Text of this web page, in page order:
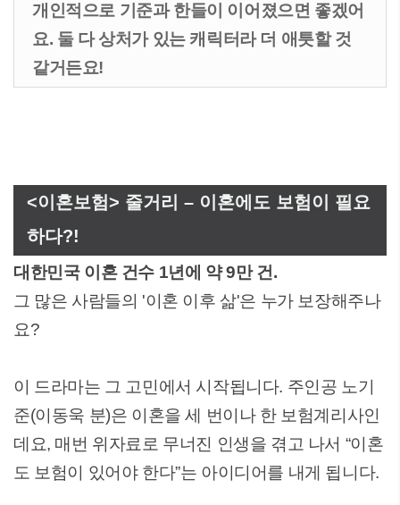
개인적으로 기준과 한들이 이어졌으면 좋겠어
요. 둘 다 상처가 있는 캐릭터라 더 애틋할 것
같거든요!
<이혼보험> 줄거리 – 이혼에도 보험이 필요
하다?!
대한민국 이혼 건수 1년에 약 9만 건.
그 많은 사람들의 '이혼 이후 삶'은 누가 보장해주나
요?
이 드라마는 그 고민에서 시작됩니다. 주인공 노기
준(이동욱 분)은 이혼을 세 번이나 한 보험계리사인
데요, 매번 위자료로 무너진 인생을 겪고 나서 “이혼
도 보험이 있어야 한다”는 아이디어를 내게 됩니다.